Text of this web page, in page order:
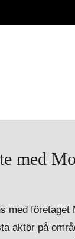
med
med
aktör på